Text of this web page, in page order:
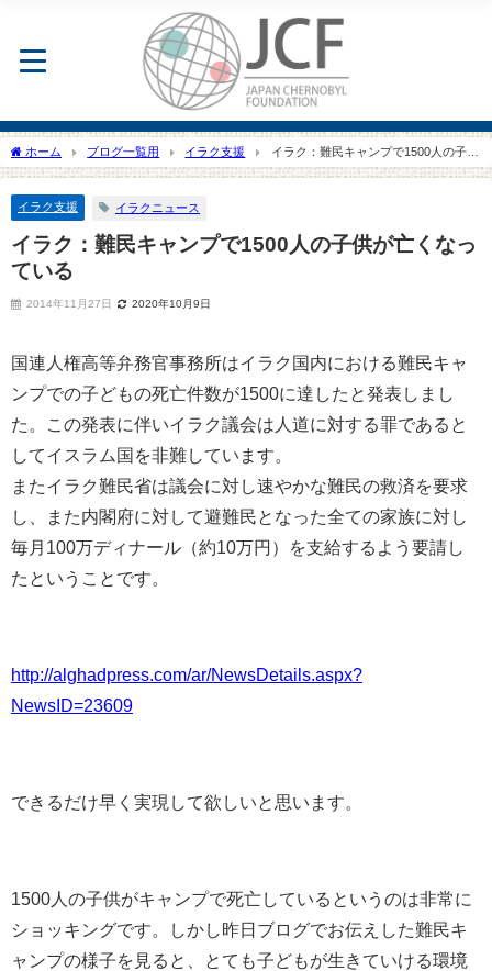
ホーム ブログ一覧用 イラク支援
イラク：難民キャンプで1500人の子供
が亡くなっている
イラク支援 イラクニュース
イラク：難民キャンプで1500人の子供が亡くなっ
ている
2014年11月27日 2020年10月9日
国連人権高等弁務官事務所はイラク国内における難民キャ
ンプでの子どもの死亡件数が1500に達したと発表しまし
た。この発表に伴いイラク議会は人道に対する罪であると
してイスラム国を非難しています。
またイラク難民省は議会に対し速やかな難民の救済を要求
し、また内閣府に対して避難民となった全ての家族に対し
毎月100万ディナール（約10万円）を支給するよう要請し
たということです。
http://alghadpress.com/ar/NewsDetails.aspx?
NewsID=23609
できるだけ早く実現して欲しいと思います。
1500人の子供がキャンプで死亡しているというのは非常に
ショッキングです。しかし昨日ブログでお伝えした難民キ
ャンプの様子を見ると、とても子どもが生きていける環境